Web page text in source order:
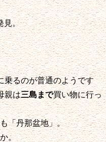
見。
乗るのが普通のようです
親は三島まで買い物に行っ
「丹那盆地」。
。